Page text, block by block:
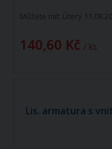
Můžete mít: Úterý
140,60 Kč / ks
Lis. armatura s